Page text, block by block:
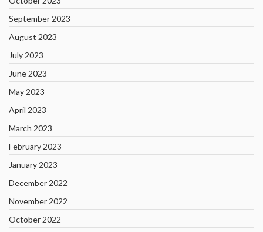
September 2023
August 2023
July 2023
June 2023
May 2023
April 2023
March 2023
February 2023
January 2023
December 2022
November 2022
October 2022